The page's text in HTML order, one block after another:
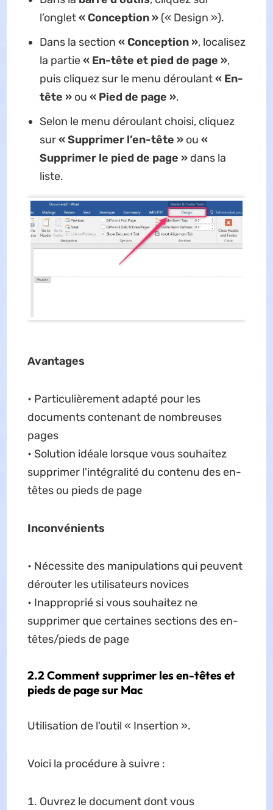
l’onglet« Conception »(« Design »).
Dans la section « Conception », localisez
la partie« En-tête et pied de page »,
puis cliquez sur le menu déroulant« En-
tête »ou « Pied de page ».
Selon le menu déroulant choisi, cliquez
sur« Supprimer l’en-tête »ou «
Supprimer le pied de page »dans la
liste.
Avantages
• Particulièrement adapté pour les
documents contenant de nombreuses
pages
• Solution idéale lorsque vous souhaitez
supprimer l'intégralité du contenu des en-
têtes ou pieds de page
Inconvénients
• Nécessite des manipulations qui peuvent
dérouter les utilisateurs novices
• Inapproprié si vous souhaitez ne
supprimer que certaines sections des en-
têtes/pieds de page
2.2 Comment supprimer les en-têtes et
pieds de page sur Mac
Utilisation de l'outil « Insertion ».
Voici la procédure à suivre :
Ouvrez le document dont vous